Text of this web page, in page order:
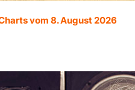
vom 8. August 2026